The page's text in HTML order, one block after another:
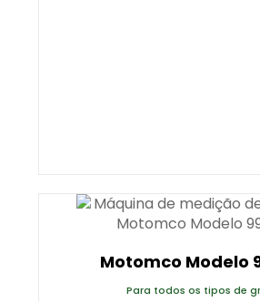
Motomco Modelo
Para todos os tipos de